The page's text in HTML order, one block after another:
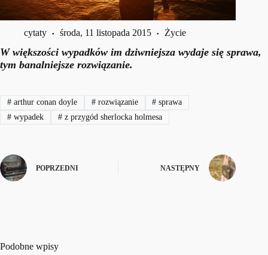
cytaty środa, 11 listopada 2015 Życie
W większości wypadków im dziwniejsza wydaje się sprawa,
tym banalniejsze rozwiązanie.
#arthur conan doyle #rozwiązanie # sprawa
#wypadek #z przygód sherlocka holmesa
POPRZEDNI NASTĘPNY
Podobne wpisy